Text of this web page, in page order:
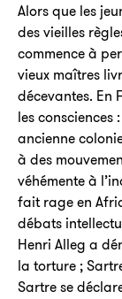
Alors que les
des vieilles
commence à
vieux maîtres
décevantes.
les
ancienne
à des
véhémente à
fait rage en
débats
Henri Alleg a
la torture ;
Sartre se